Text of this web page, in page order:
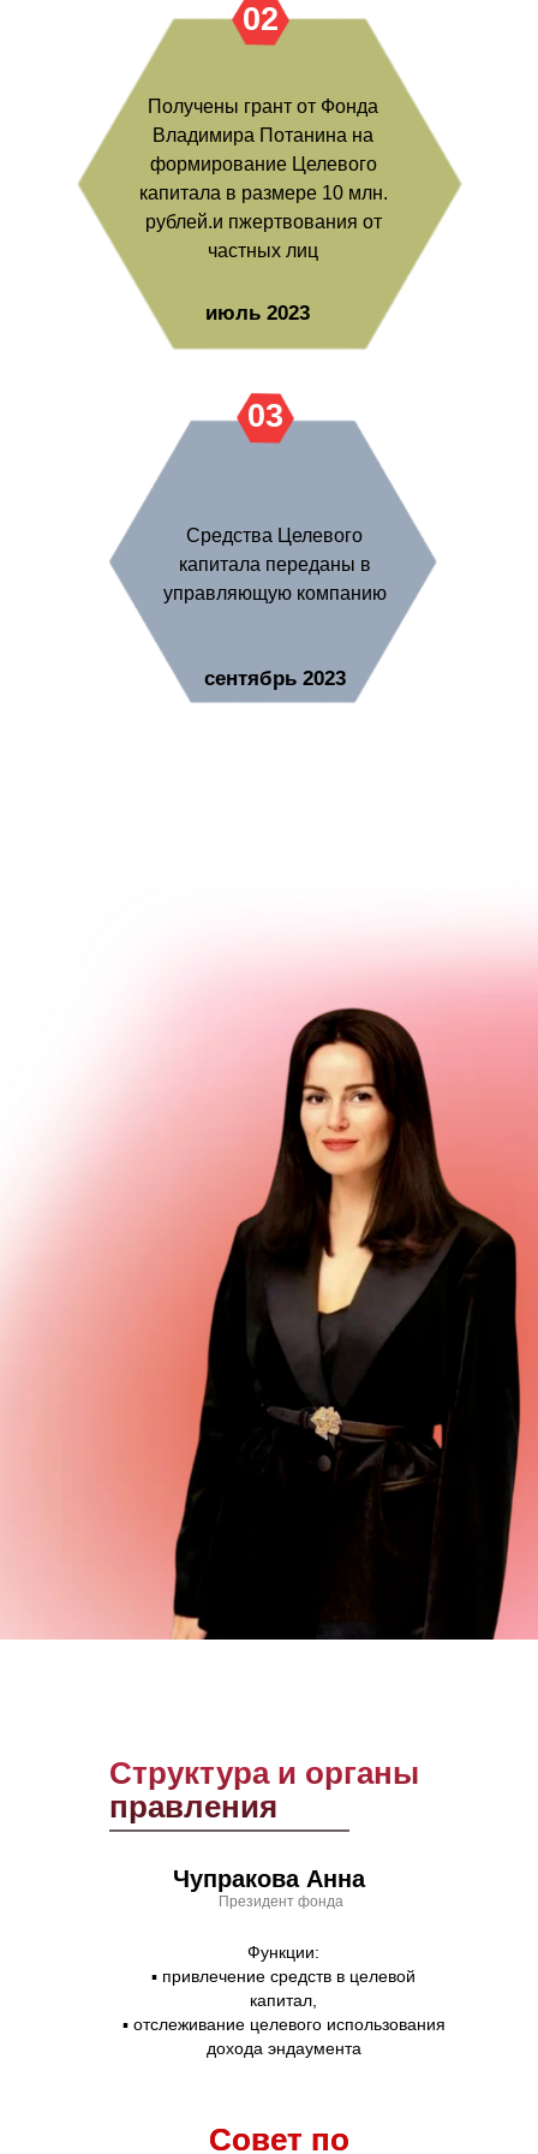
Получены грант от Фонда
Владимира Потанина на
формирование Целевого
капитала в размере 10 млн.
рублей.и пжертвования от
частных лиц
июль 2023
02
Средства Целевого
капитала переданы в
управляющую компанию
сентябрь 2023
03
Чупракова Анна
Президент фонда
Функции:
▪ привлечение средств в целевой
капитал,
▪ отслеживание целевого использования
дохода эндаумента
Структура и органы
правления
Совет по